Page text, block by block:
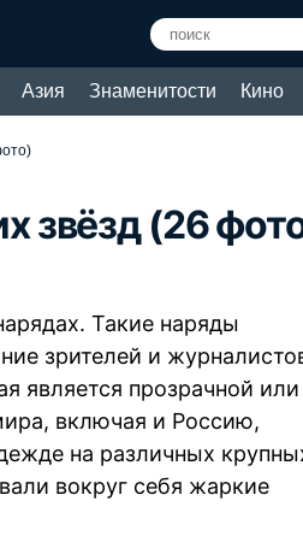
Азия Знаменитости Кино
звёзд (26
Такие наряды
зрителей и
является прозрачной или
включая и Россию,
на различных
вокруг себя жаркие